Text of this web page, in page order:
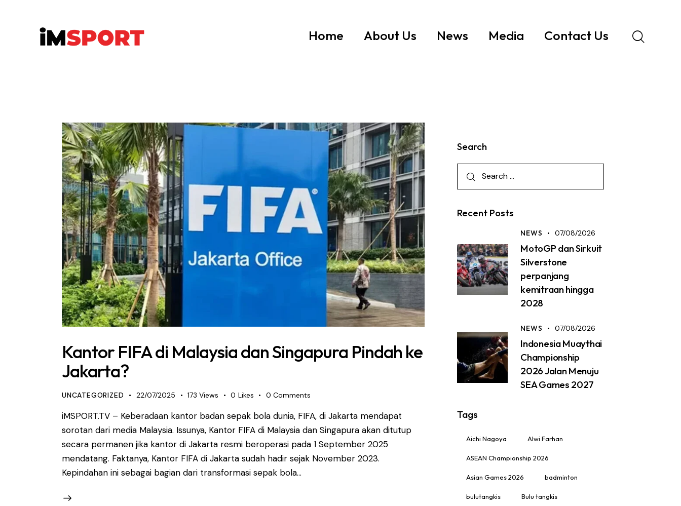
Home About Us News Media Contact Us
Kantor FIFA di Malaysia dan Singapura Pindah ke
Jakarta?
UNCATEGORIZED 22/07/2025 173 Views 0 Likes 0 Comments
iMSPORT.TV – Keberadaan kantor badan sepak bola dunia, FIFA, di Jakarta mendapat
sorotan dari media Malaysia. Issunya, Kantor FIFA di Malaysia dan Singapura akan ditutup
secara permanen jika kantor di Jakarta resmi beroperasi pada 1 September 2025
mendatang. Faktanya, Kantor FIFA di Jakarta sudah hadir sejak November 2023.
Kepindahan ini sebagai bagian dari transformasi sepak bola…
Search
Recent Posts
NEWS 07/08/2026
MotoGP dan Sirkuit
Silverstone
perpanjang
kemitraan hingga
2028
NEWS 07/08/2026
Indonesia Muaythai
Championship
2026 Jalan Menuju
SEA Games 2027
Tags
Aichi Nagoya Alwi Farhan
ASEAN Championship 2026
Asian Games 2026 badminton
bulutangkis Bulu tangkis